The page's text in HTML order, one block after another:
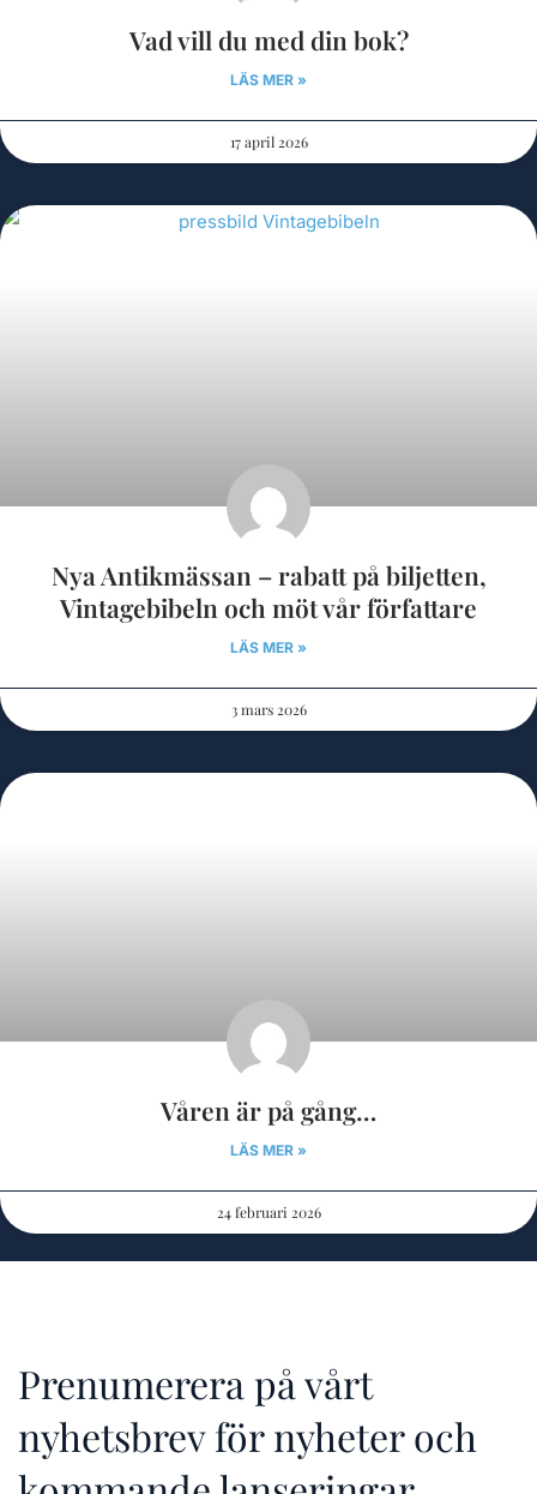
Vad vill du med din bok?
LÄS MER »
17 april 2026
Nya Antikmässan – rabatt på biljetten,
Vintagebibeln och möt vår författare
LÄS MER »
3 mars 2026
Våren är på gång…
LÄS MER »
24 februari 2026
Prenumerera på vårt
nyhetsbrev för nyheter och